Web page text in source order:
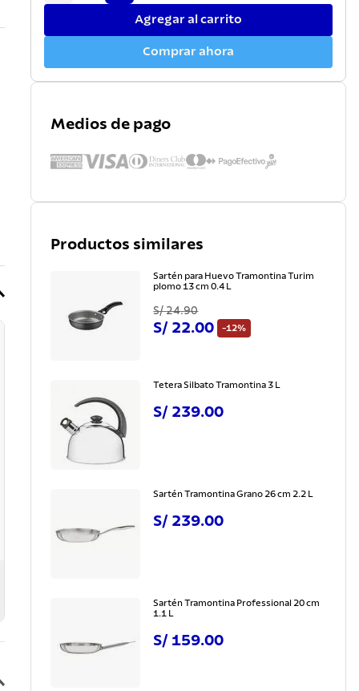
Agregar al carrito
Comprar ahora
Medios de pago
Productos similares
Sartén para Huevo Tramontina Turim
plomo 13 cm 0.4 L
S/ 24.90
S/ 22.00 -12%
Tetera Silbato Tramontina 3 L
S/ 239.00
Sartén Tramontina Grano 26 cm 2.2 L
S/ 239.00
Sartén Tramontina Professional 20 cm
1.1 L
S/ 159.00